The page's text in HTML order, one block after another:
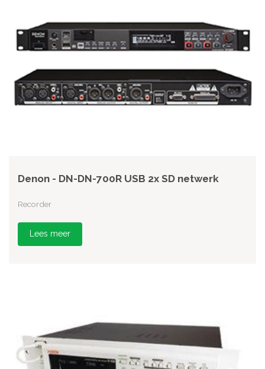
Denon - DN-DN-700R USB 2x SD netwerk
Recorder
Lees meer